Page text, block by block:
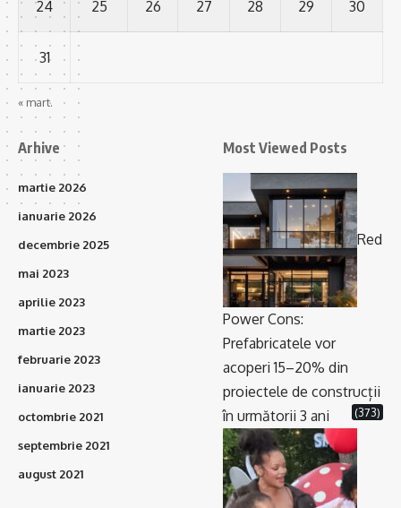
24 25 26 27 28 29 30
31
« mart.
Arhive
martie 2026
ianuarie 2026
decembrie 2025
mai 2023
aprilie 2023
martie 2023
februarie 2023
ianuarie 2023
octombrie 2021
septembrie 2021
august 2021
Most Viewed Posts
Red
Power Cons:
Prefabricatele vor
acoperi 15–20% din
proiectele de construcții
în următorii 3 ani
(373)